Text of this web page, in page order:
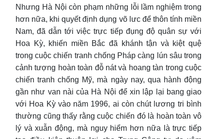
Nhưng Hà Nội còn phạm những lỗi lầm nghiệm trong
hơn nữa, khi quyết định dụng võ lưc để thôn tính miền
Nam, đã dẫn tới việc trực tiếp đụng độ quân sự với
Hoa Kỳ, khiến miền Bắc đã khánh tận và kiệt quệ
trong cuộc chiến tranh chống Pháp càng lún sâu trong
cảnh tượng hoàn toàn đỗ nát và hoang tàn trong cuộc
chiến tranh chống Mỹ, mà ngày nay, qua hành động
gần như van nài của Hà Nội để xin lập lại bang giao
với Hoa Kỳ vào năm 1996, ai còn chút lương tri bình
thường cũng thấy rằng cuộc chiến đó là hoàn toàn vô
lý và xuẫn động, mà nguy hiểm hơn nữa là trực tiếp